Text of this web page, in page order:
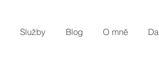
Služby Blog O mně